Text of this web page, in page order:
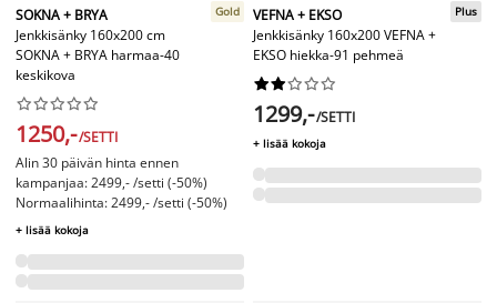
SOKNA + BRYA
Jenkkisänky 160x200 cm
SOKNA + BRYA harmaa-40
keskikova
Gold






1250,-/SETTI
Alin 30 päivän hinta ennen
kampanjaa: 2499,- /setti (-50%)
Normaalihinta: 2499,- /setti (-50%)
+ lisää kokoja
VEFNA + EKSO
Jenkkisänky 160x200 VEFNA +
EKSO hiekka-91 pehmeä
Plus






1299,-/SETTI
+ lisää kokoja